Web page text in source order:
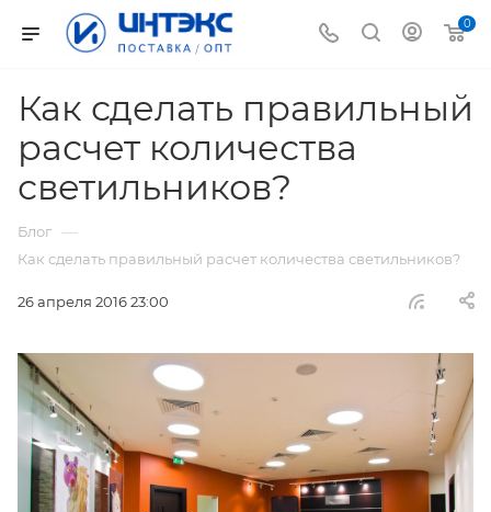
0
Как сделать правильный
расчет количества
светильников?
Блог —
Как сделать правильный расчет количества светильников?
26 апреля 2016 23:00